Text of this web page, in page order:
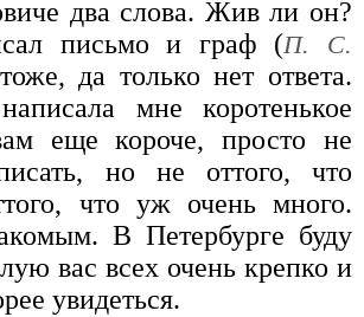
два слова. Жив ли он?
письмо и граф (П. С.
да только нет ответа.
мне коротенькое
еще короче, просто не
но не оттого, что
что уж очень много.
В Петербурге буду
вас всех очень крепко и
увидеться.